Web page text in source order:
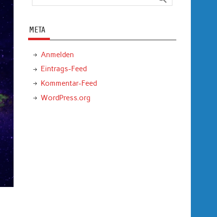
META
Anmelden
Eintrags-Feed
Kommentar-Feed
WordPress.org